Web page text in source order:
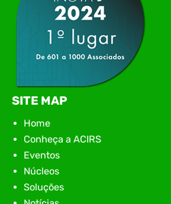
SITE MAP
Home
Conheça a ACIRS
Eventos
Núcleos
Soluções